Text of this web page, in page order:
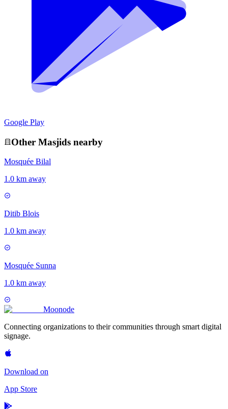
Google Play
Other Masjids nearby
Mosquée Bilal
1.0 km away
Ditib Blois
1.0 km away
Mosquée Sunna
1.0 km away
Moonode
Connecting organizations to their communities through smart digital
signage.
Download on
App Store